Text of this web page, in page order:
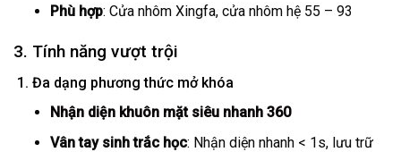
Phù hợp: Cửa nhôm Xingfa, cửa nhôm hệ 55 – 93
3. Tính năng vượt trội
1. Đa dạng phương thức mở khóa
Nhận diện khuôn mặt siêu nhanh 360
Vân tay sinh trắc học: Nhận diện nhanh < 1s, lưu trữ